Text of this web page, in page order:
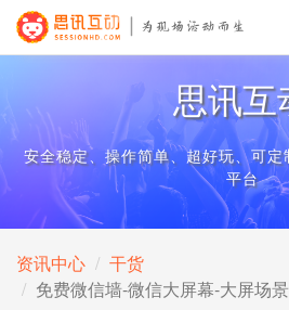
思讯互
安全稳定、操作简单、超好玩、可
平台
资讯中心
干货
免费微信墙-微信大屏幕-大屏场